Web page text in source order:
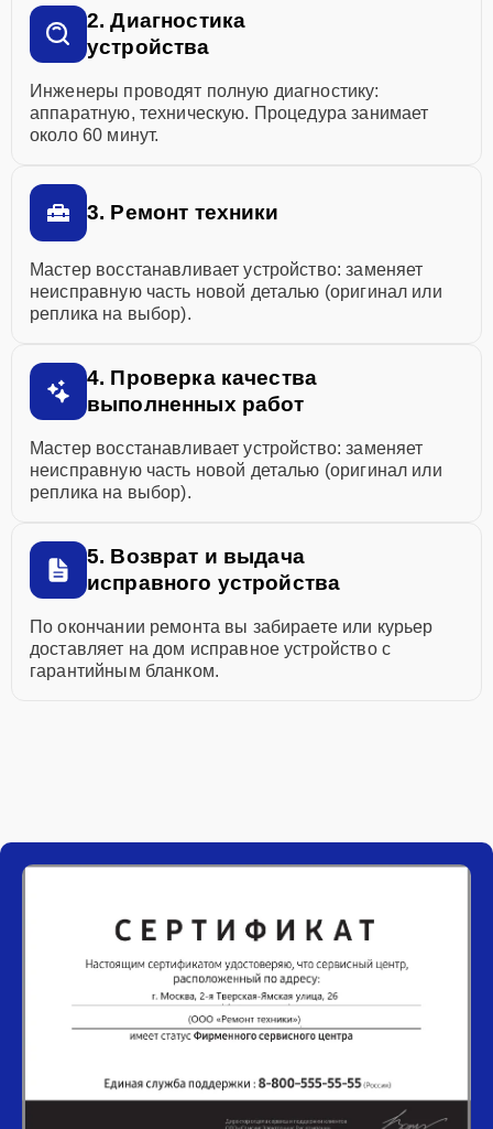
2. Диагностика
устройства
Инженеры проводят полную диагностику:
аппаратную, техническую. Процедура занимает
около 60 минут.
3. Ремонт техники
Мастер восстанавливает устройство: заменяет
неисправную часть новой деталью (оригинал или
реплика на выбор).
4. Проверка качества
выполненных работ
Мастер восстанавливает устройство: заменяет
неисправную часть новой деталью (оригинал или
реплика на выбор).
5. Возврат и выдача
исправного устройства
По окончании ремонта вы забираете или курьер
доставляет на дом исправное устройство с
гарантийным бланком.